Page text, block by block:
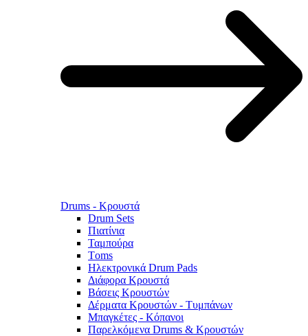
Drums - Κρουστά
Drum Sets
Πιατίνια
Ταμπούρα
Τoms
Ηλεκτρονικά Drum Pads
Διάφορα Κρουστά
Βάσεις Κρουστών
Δέρματα Κρουστών - Τυμπάνων
Μπαγκέτες - Κόπανοι
Παρελκόμενα Drums & Κρουστών